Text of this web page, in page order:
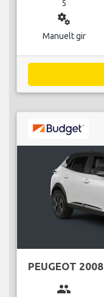
5
miscellaneous_services
Manuelt gir
PEUGEOT 2008
group